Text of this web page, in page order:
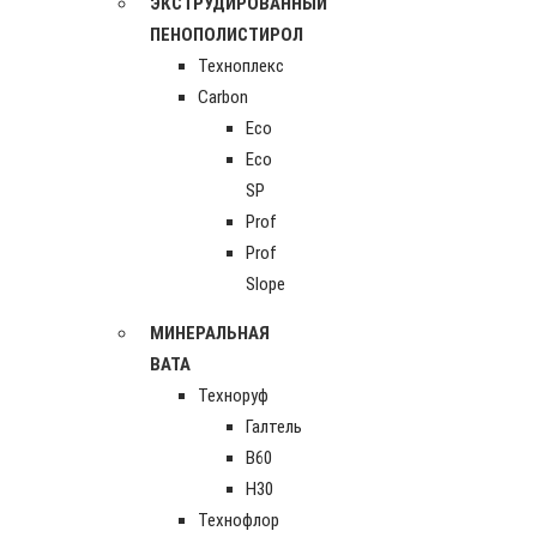
ПЕНОПОЛИСТИРОЛ
Техноплекс
Carbon
Eco
Eco
SP
Prof
Prof
Slope
МИНЕРАЛЬНАЯ
ВАТА
Техноруф
Галтель
В60
Н30
Технофлор